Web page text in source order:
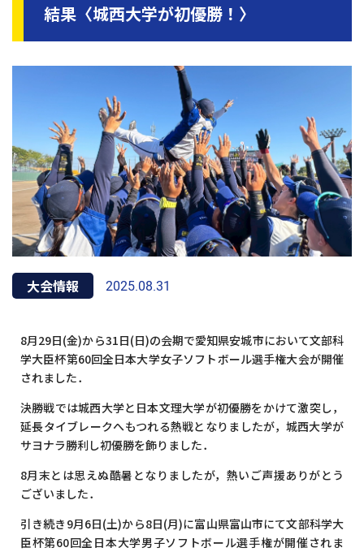
結果〈城西大学が初優勝！〉
大会情報 2025.08.31
8月29日(金)から31日(日)の会期で愛知県安城市において文部科
学大臣杯第60回全日本大学女子ソフトボール選手権大会が開催
されました．
決勝戦では城西大学と日本文理大学が初優勝をかけて激突し，
延長タイブレークへもつれる熱戦となりましたが，城西大学が
サヨナラ勝利し初優勝を飾りました．
8月末とは思えぬ酷暑となりましたが，熱いご声援ありがとう
ございました．
引き続き9月6日(土)から8日(月)に富山県富山市にて文部科学大
臣杯第60回全日本大学男子ソフトボール選手権が開催されま